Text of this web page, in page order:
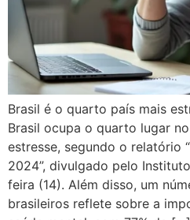
Brasil é o quarto país mais
Brasil ocupa o quarto lugar
estresse, segundo o relatório
2024”, divulgado pelo
feira (14). Além disso, um
brasileiros reflete sobre a